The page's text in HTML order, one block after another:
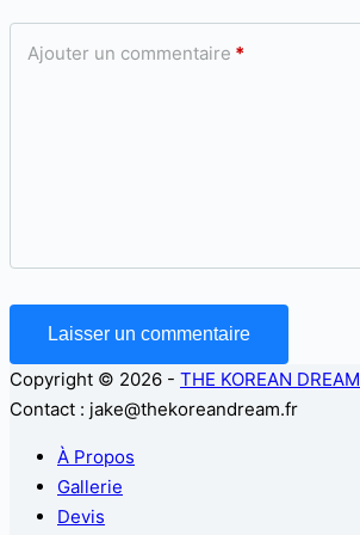
Ajouter un commentaire *
Laisser un commentaire
Copyright © 2026 - THE KOREAN DREAM
Contact : jake@thekoreandream.fr
À Propos
Gallerie
Devis